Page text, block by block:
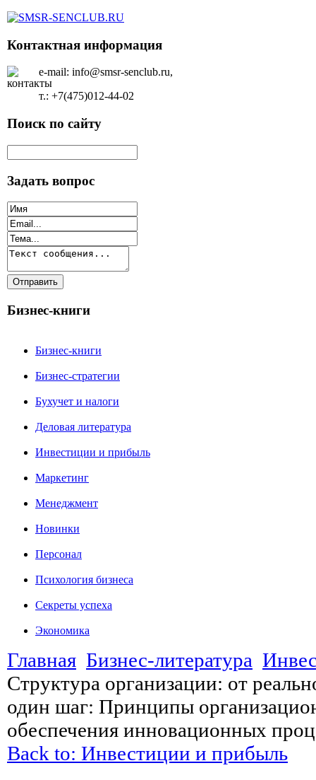
Контактная информация
e-mail: info@smsr-senclub.ru,
т.: +7(475)012-44-02
Поиск по сайту
Задать вопрос
Бизнес-книги
Бизнес-книги
Бизнес-стратегии
Бухучет и налоги
Деловая литература
Инвестиции и прибыль
Маркетинг
Менеджмент
Новинки
Персонал
Психология бизнеса
Секреты успеха
Экономика
Главная Бизнес-литература
Структура организации: от
один шаг: Принципы
обеспечения инновационных
Back to: Инвестиции и прибыль